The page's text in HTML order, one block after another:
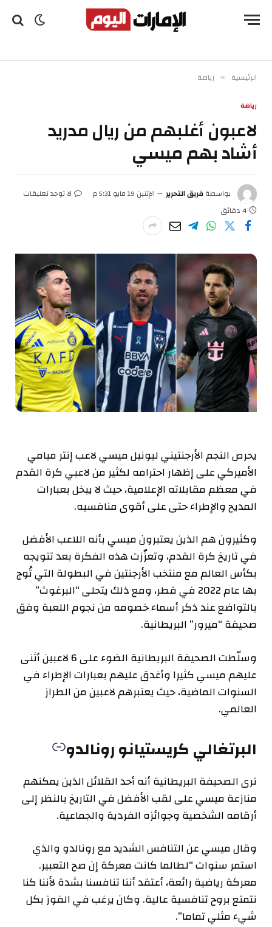
الرئيسية » رياضة
رياضة
لاعبون أغلبهم من ريال مدريد
أشاد بهم ميسي
بواسطةفريق التحرير الإثنين 19 مايو 5:31 م
لا توجد تعليقات
4 دقائق
يحرص النجم الأرجنتيني ليونيل ميسي لاعب إنتر ميامي
الأميركي على إظهار احترامه لكثير من لاعبي كرة القدم
في معظم مقابلاته الإعلامية، حيث لا يبخل بعبارات
المديح والإطراء حتى على أقوى منافسيه.
وكثيرون هم الذين يعتبرون ميسي بأنه اللاعب الأفضل
في تاريخ كرة القدم، وتعزّزت هذه الفكرة بعد تتويجه
بكأس العالم مع منتخب الأرجنتين في البطولة التي تُوج
بها عام 2022 في قطر، ومع ذلك يتحلى “البرغوث”
بالتواضع عند ذكر أسماء خصومه من نجوم اللعبة وفق
صحيفة “ميرور” البريطانية.
وسلّطت الصحيفة البريطانية الضوء على 6 لاعبين أثنى
عليهم ميسي كثيرا وأغدق عليهم بعبارات الإطراء في
السنوات الماضية، حيث يعتبرهم لاعبين من الطراز
العالمي.
البرتغالي كريستيانو رونالدو
ترى الصحيفة البريطانية أنه أحد القلائل الذين يمكنهم
منازعة ميسي على لقب الأفضل في التاريخ بالنظر إلى
أرقامه الشخصية وجوائزه الفردية والجماعية.
وقال ميسي عن التنافس الشديد مع رونالدو والذي
استمر سنوات “لطالما كانت معركة إن صح التعبير.
معركة رياضية رائعة، أعتقد أننا تنافسنا بشدة لأننا كنا
نتمتع بروح تنافسية عالية. وكان يرغب في الفوز بكل
شيء مثلي تماما”.